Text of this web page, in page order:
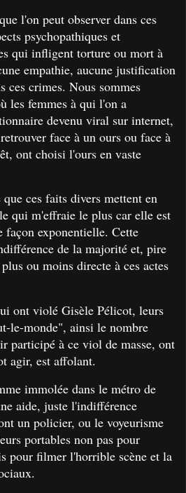
l'on peut observer dans ces
psychopathiques et
qui infligent torture ou mort à
empathie, aucune justification
ces crimes. Nous sommes
les femmes à qui l'on a
devenu viral sur internet,
face à un ours ou face à
ont choisi l'ours en vaste
ces faits divers mettent en
qui m'effraie le plus car elle est
façon exponentielle. Cette
de la majorité et, pire
ou moins directe à ces actes
ont violé Gisèle Pélicot, leurs
le-monde", ainsi le nombre
participé à ce viol de masse, ont
agir, est affolant.
immolée dans le métro de
aide, juste l'indifférence
un policier, ou le voyeurisme
portables non pas pour
pour filmer l'horrible scène et la